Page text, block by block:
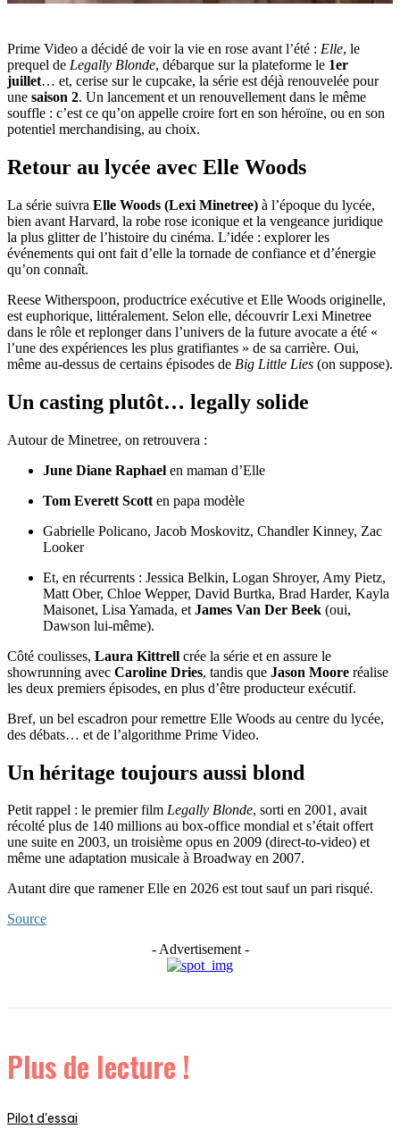
Prime Video a décidé de voir la vie en rose avant l’été : Elle, le
prequel de Legally Blonde, débarque sur la plateforme le 1er
juillet… et, cerise sur le cupcake, la série est déjà renouvelée pour
une saison 2. Un lancement et un renouvellement dans le même
souffle : c’est ce qu’on appelle croire fort en son héroïne, ou en son
potentiel merchandising, au choix.
Retour au lycée avec Elle Woods
La série suivra Elle Woods (Lexi Minetree) à l’époque du lycée,
bien avant Harvard, la robe rose iconique et la vengeance juridique
la plus glitter de l’histoire du cinéma. L’idée : explorer les
événements qui ont fait d’elle la tornade de confiance et d’énergie
qu’on connaît.
Reese Witherspoon, productrice exécutive et Elle Woods originelle,
est euphorique, littéralement. Selon elle, découvrir Lexi Minetree
dans le rôle et replonger dans l’univers de la future avocate a été «
l’une des expériences les plus gratifiantes » de sa carrière. Oui,
même au-dessus de certains épisodes de Big Little Lies (on suppose).
Un casting plutôt… legally solide
Autour de Minetree, on retrouvera :
June Diane Raphael en maman d’Elle
Tom Everett Scott en papa modèle
Gabrielle Policano, Jacob Moskovitz, Chandler Kinney, Zac
Looker
Et, en récurrents : Jessica Belkin, Logan Shroyer, Amy Pietz,
Matt Ober, Chloe Wepper, David Burtka, Brad Harder, Kayla
Maisonet, Lisa Yamada, et James Van Der Beek (oui,
Dawson lui-même).
Côté coulisses, Laura Kittrell crée la série et en assure le
showrunning avec Caroline Dries, tandis que Jason Moore réalise
les deux premiers épisodes, en plus d’être producteur exécutif.
Bref, un bel escadron pour remettre Elle Woods au centre du lycée,
des débats… et de l’algorithme Prime Video.
Un héritage toujours aussi blond
Petit rappel : le premier film Legally Blonde, sorti en 2001, avait
récolté plus de 140 millions au box-office mondial et s’était offert
une suite en 2003, un troisième opus en 2009 (direct-to-video) et
même une adaptation musicale à Broadway en 2007.
Autant dire que ramener Elle en 2026 est tout sauf un pari risqué.
Source
- Advertisement -
Plus de lecture !
Pilot d'essai